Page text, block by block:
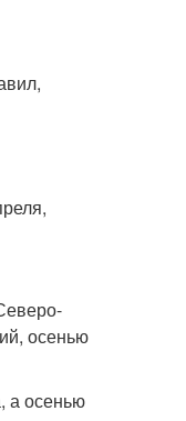
осенью
а осенью